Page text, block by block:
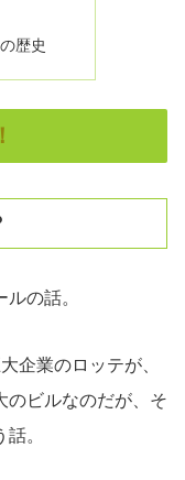
歴史
の話。
企業のロッテが、
のビルなのだが、そ
。